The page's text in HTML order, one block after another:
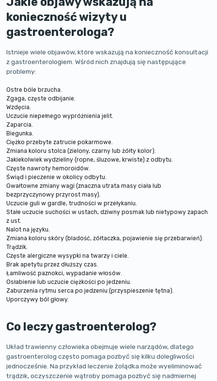
konieczność wizyty u
gastroenterologa?
Istnieje wiele objawów, które wskazują na konieczność konsultacji
z gastroenterologiem. Wśród nich znajdują się następujące
problemy:
Ostre bóle brzucha.
Zgaga, częste odbijanie.
Wzdęcia.
Uczucie niepełnego wypróżnienia jelit.
Zaparcia.
Biegunka.
Ciężko przebyte zatrucie pokarmowe.
Zmiana koloru stolca (zielony, czarny lub żółty kolor).
Jakiekolwiek wydzieliny (ropne, śluzowe, krwiste) z odbytu.
Częste nawroty hemoroidów.
Świąd i pieczenie w okolicy odbytu.
Gwałtowne zmiany wagi (znaczna utrata masy ciała lub
bezprzyczynowy przyrost masy).
Uczucie guli w gardle, trudności w przełykaniu.
Stałe uczucie suchości w ustach, dziwny posmak lub nietypowy zapach
z ust.
Nalot na języku.
Zmiana koloru skóry (bladość, żółtaczka, pojawienie się przebarwień).
Trądzik.
Częste alergiczne wysypki na twarzy i ciele.
Brak apetytu przez dłuższy czas.
Łamliwość paznokci, wypadanie włosów.
Osłabienie lub uczucie ciężkości po jedzeniu.
Zaburzenia rytmu serca po jedzeniu (przyspieszenie tętna).
Uporczywy ból głowy.
Co leczy gastroenterolog?
Układ trawienny człowieka obejmuje wiele narządów, dlatego
gastroenterolog często pomaga pozbyć się kilku dolegliwości
jednocześnie. Na przykład leczenie żołądka może wyeliminować
trądzik, oczyszczenie wątroby pomaga pozbyć się nadmiernej